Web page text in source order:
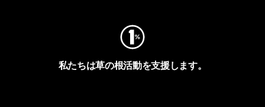
私たちは草の根活動を支援します。